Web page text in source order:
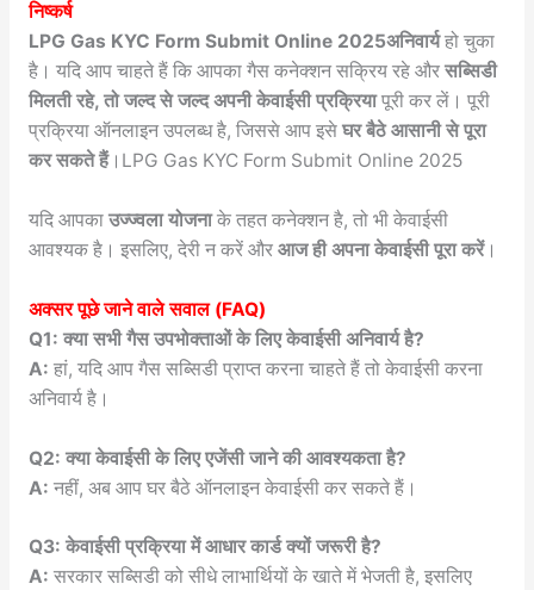
निष्कर्ष
LPG Gas KYC Form Submit Online 2025अनिवार्यहो चुका
है। यदि आप चाहते हैं कि आपका गैस कनेक्शन सक्रिय रहे और सब्सिडी
मिलती रहे, तो जल्द से जल्द अपनी केवाईसी प्रक्रियापूरी कर लें। पूरी
प्रक्रिया ऑनलाइन उपलब्ध है, जिससे आप इसे घर बैठे आसानी से पूरा
कर सकते हैं।LPG Gas KYC Form Submit Online 2025
यदि आपका उज्ज्वला योजनाके तहत कनेक्शन है, तो भी केवाईसी
आवश्यक है। इसलिए, देरी न करें और आज ही अपना केवाईसी पूरा करें।
अक्सर पूछे जाने वाले सवाल (FAQ)
Q1: क्या सभी गैस उपभोक्ताओं के लिए केवाईसी अनिवार्य है?
A: हां, यदि आप गैस सब्सिडी प्राप्त करना चाहते हैं तो केवाईसी करना
अनिवार्य है।
Q2: क्या केवाईसी के लिए एजेंसी जाने की आवश्यकता है?
A: नहीं, अब आप घर बैठे ऑनलाइन केवाईसी कर सकते हैं।
Q3: केवाईसी प्रक्रिया में आधार कार्ड क्यों जरूरी है?
A: सरकार सब्सिडी को सीधे लाभार्थियों के खाते में भेजती है, इसलिए